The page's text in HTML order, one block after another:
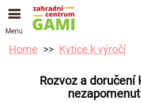
Menu
Home Kytice k výročí
Rozvoz a doručení